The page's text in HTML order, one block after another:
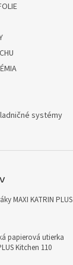
systémy
MAXI KATRIN PLUS
papierová utierka
Kitchen 110